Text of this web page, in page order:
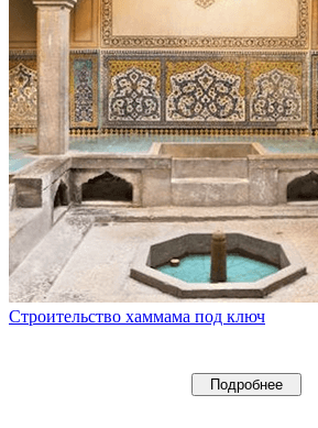
Строительство хаммама под ключ
Подробнее